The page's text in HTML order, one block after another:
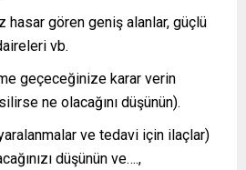
hasar gören geniş alanlar, güçlü
vb.
geçeceğinize karar verin
ne olacağını düşünün).
ve tedavi için ilaçlar)
düşünün ve….,